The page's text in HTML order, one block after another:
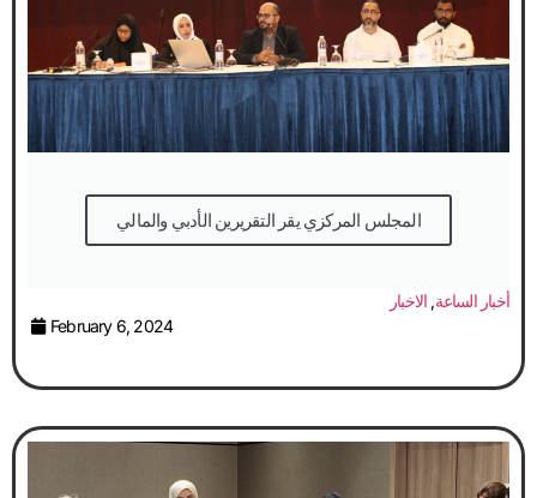
المجلس المركزي يقر التقريرين الأدبي والمالي
أخبار الساعة, الاخبار
February 6, 2024